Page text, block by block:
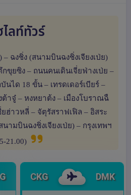
ไลท์ทัวร์
– ฉงชิ่ง (สนามบินฉงชิ่งเจียงเป่ย)
กขุยซิง – ถนนคนเดินเจี่ยฟ่างเป่ย –
ได 18 ขั้น – เทรดเดอร์เบียร์ –
าจู๋ – หงหยาต้ง – เมืองโบราณฉื
ฮ่าวหลี่ – จัตุรัสราฟเฟิล – อิสระ
ามบินฉงชิ่งเจียงเป่ย) – กรุงเทพฯ
21.00)
CKG DMK